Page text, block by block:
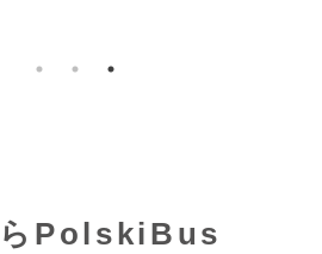
らPolskiBus